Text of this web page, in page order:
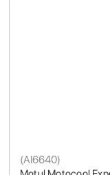
(AI6640)